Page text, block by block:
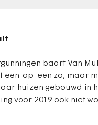
baart Van
een-op-een zo, maar
huizen gebouwd in
voor 2019 ook niet